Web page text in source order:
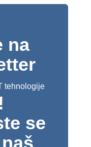
na
tehnologije
se